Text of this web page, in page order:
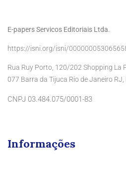
E-papers Servicos Editoriais Ltda.
https://isni.org/isni/
Rua Ruy Porto, 120/202 Shopping La
077 Barra da Tijuca Rio de Janeiro RJ,
CNPJ 03.484.075/0001-83
Informações